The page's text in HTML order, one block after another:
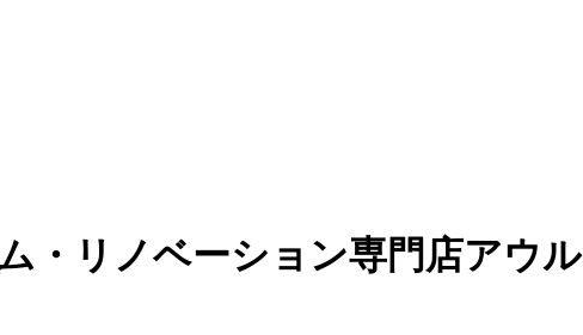
・リノベーション専門店アウル